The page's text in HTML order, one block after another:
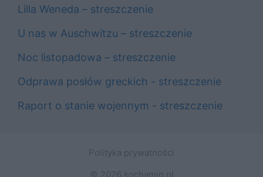
Lilla Weneda – streszczenie
U nas w Auschwitzu – streszczenie
Noc listopadowa – streszczenie
Odprawa posłów greckich - streszczenie
Raport o stanie wojennym - streszczenie
Polityka prywatności
© 2026 kochamjp.pl